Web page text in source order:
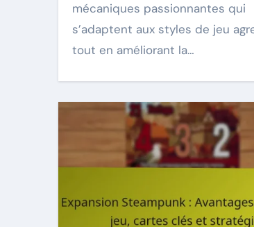
mécaniques passionnantes qui
s’adaptent aux styles de jeu
tout en améliorant la…